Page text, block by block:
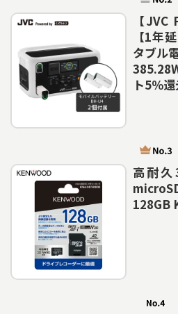
【
【1年
タブル
ト5％還
高耐久
128GB